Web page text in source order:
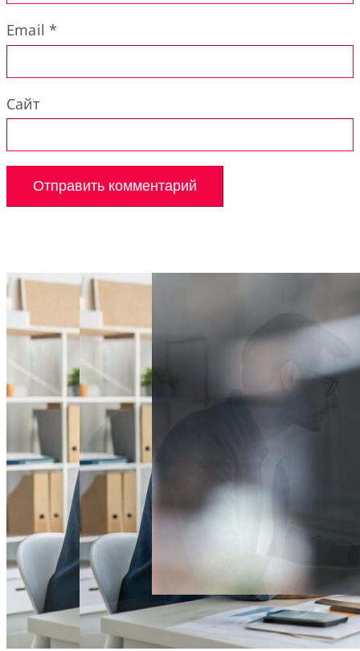
Email*
Сайт
Спорт